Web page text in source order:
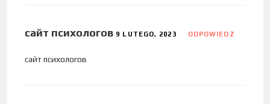
сайт психологов 9 LUTEGO, 2023 ODPOWIEDZ
сайт психологов